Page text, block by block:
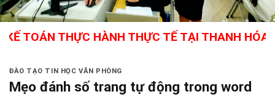
THỰC HÀNH THỰC TẾ TẠI THANH HÓA -
ĐÀO TẠO TIN HỌC VĂN PHÒNG
Mẹo đánh số trang tự động trong word